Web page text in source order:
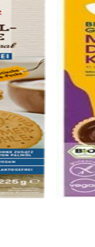
à la
sans
: 225
allergènes
8
cacao
(dluo